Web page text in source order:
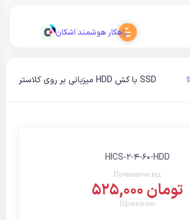
راهکار هوشمند اشکان
میزبانی بر روی کلاستر HDD با کش SSD
HICS-2-4-60-HDD
Починаючи від
525,000 تومان
Щомісячно